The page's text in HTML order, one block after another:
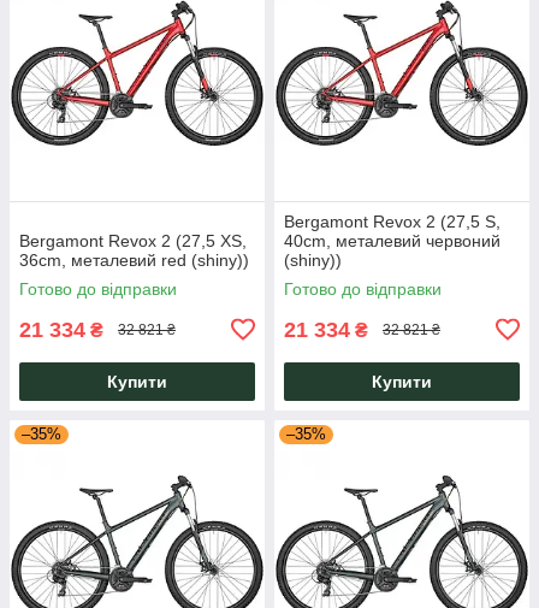
Bergamont Revox 2 (27,5 XS,
36cm, металевий red (shiny))
Готово до відправки
21 334 ₴ 32 821 ₴
Купити
Bergamont Revox 2 (27,5 S,
40cm, металевий червоний
(shiny))
Готово до відправки
21 334 ₴ 32 821 ₴
Купити
–35% –35%